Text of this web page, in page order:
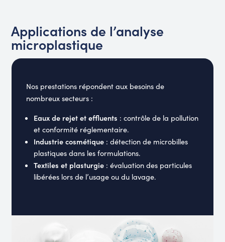
Applications de l’analyse
microplastique
Nos prestations répondent aux besoins de
nombreux secteurs :
Eaux de rejet et effluents : contrôle de la pollution
et conformité réglementaire.
Industrie cosmétique : détection de microbilles
plastiques dans les formulations.
Textiles et plasturgie : évaluation des particules
libérées lors de l’usage ou du lavage.